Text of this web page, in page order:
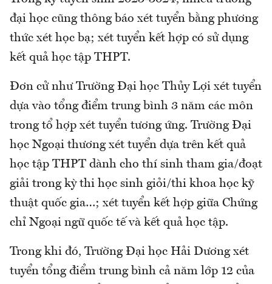
đại học cũng thông báo xét tuyển bằng phương
thức xét học bạ; xét tuyển kết hợp có sử dụng
kết quả học tập THPT.
Đơn cử như Trường Đại học Thủy Lợi xét tuyển
dựa vào tổng điểm trung bình 3 năm các môn
trong tổ hợp xét tuyển tương ứng. Trường Đại
học Ngoại thương xét tuyển dựa trên kết quả
học tập THPT dành cho thí sinh tham gia/đoạt
giải trong kỳ thi học sinh giỏi/thi khoa học kỹ
thuật quốc gia…; xét tuyển kết hợp giữa Chứng
chỉ Ngoại ngữ quốc tế và kết quả học tập.
Trong khi đó, Trường Đại học Hải Dương xét
tuyển tổng điểm trung bình cả năm lớp 12 của